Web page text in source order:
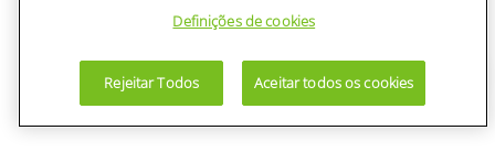
Definições de cookies
Rejeitar Todos Aceitar todos os cookies